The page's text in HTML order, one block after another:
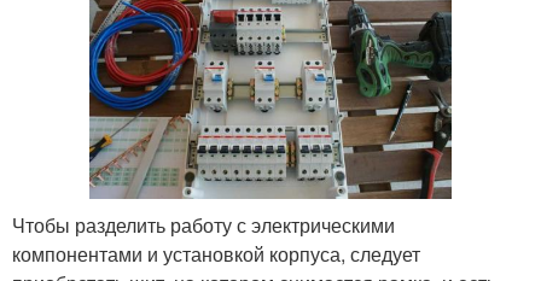
Чтобы разделить работу с электрическими
компонентами и установкой корпуса, следует